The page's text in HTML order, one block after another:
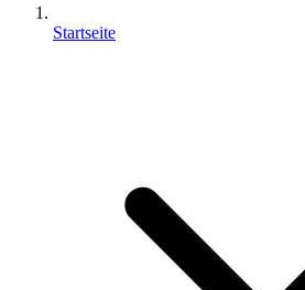
Startseite